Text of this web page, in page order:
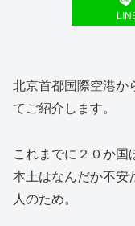
北京首都国際空港か
てご紹介します。
これまでに２０か国
本土はなんだか不安
人のため。